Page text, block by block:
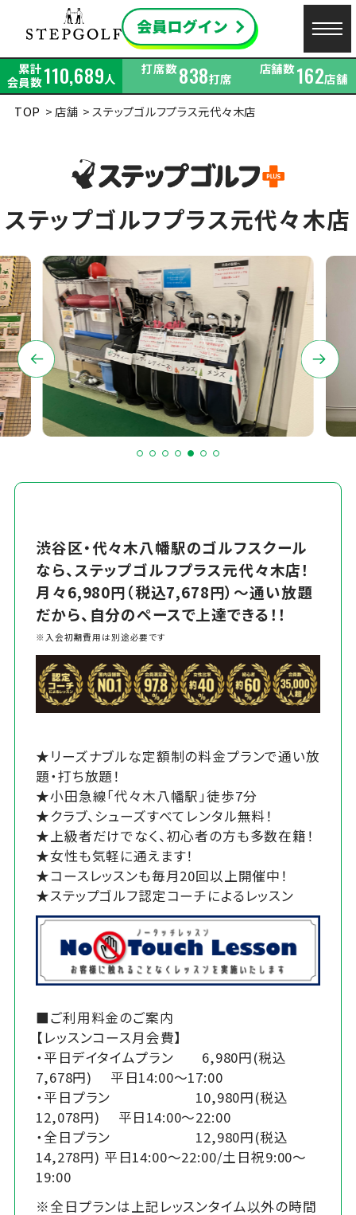
累計
会員数110,689人
打席数838打席
店舗数162店舗
TOP
店舗 ステップゴルフプラス元代々木店
ステップゴルフプラス元代々木店
渋谷区・代々木八幡駅のゴルフスクール
なら、ステップゴルフプラス元代々木店！
月々6,980円（税込7,678円）～通い放題
だから、自分のペースで上達できる！！
※入会初期費用は別途必要です
★リーズナブルな定額制の料金プランで通い放
題・打ち放題！
★小田急線「代々木八幡駅」徒歩7分
★クラブ、シューズすべてレンタル無料！
★上級者だけでなく、初心者の方も多数在籍！
★女性も気軽に通えます！
★コースレッスンも毎月20回以上開催中！
★ステップゴルフ認定コーチによるレッスン
■ご利用料金のご案内
【レッスンコース月会費】
・平日デイタイムプラン 6,980円(税込
7,678円) 平日14:00～17:00
・平日プラン 10,980円(税込
12,078円) 平日14:00～22:00
・全日プラン 12,980円(税込
14,278円) 平日14:00～22:00/土日祝9:00～
19:00
※全日プランは上記レッスンタイム以外の時間